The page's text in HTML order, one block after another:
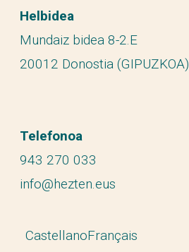
Helbidea
Mundaiz bidea 8-2.E
20012 Donostia (GIPUZKOA)
Telefonoa
943 270 033
info@hezten.eus
CastellanoFrançais